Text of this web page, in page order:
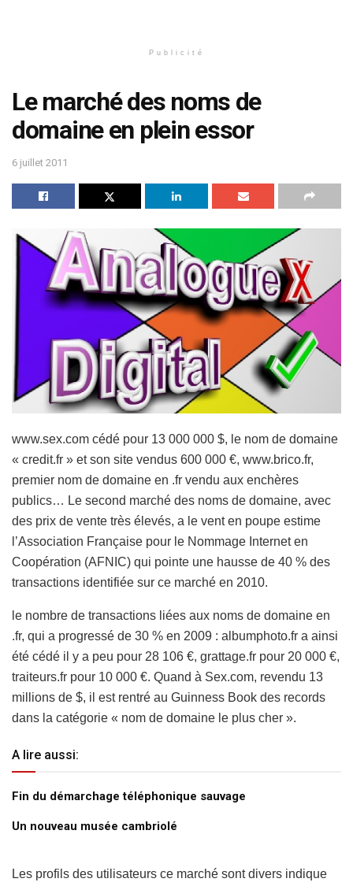
Publicité
Le marché des noms de
domaine en plein essor
6 juillet 2011
www.sex.com cédé pour 13 000 000 $, le nom de domaine
« credit.fr » et son site vendus 600 000 €, www.brico.fr,
premier nom de domaine en .fr vendu aux enchères
publics… Le second marché des noms de domaine, avec
des prix de vente très élevés, a le vent en poupe estime
l’Association Française pour le Nommage Internet en
Coopération (AFNIC) qui pointe une hausse de 40 % des
transactions identifiée sur ce marché en 2010.
le nombre de transactions liées aux noms de domaine en
.fr, qui a progressé de 30 % en 2009 : albumphoto.fr a ainsi
été cédé il y a peu pour 28 106 €, grattage.fr pour 20 000 €,
traiteurs.fr pour 10 000 €. Quand à Sex.com, revendu 13
millions de $, il est rentré au Guinness Book des records
dans la catégorie « nom de domaine le plus cher ».
A lire aussi:
Fin du démarchage téléphonique sauvage
Un nouveau musée cambriolé
Les profils des utilisateurs ce marché sont divers indique